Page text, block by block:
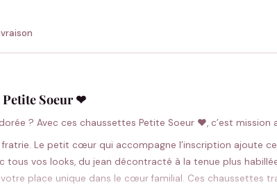
Petite Soeur ❤
? Avec ces chaussettes Petite Soeur ❤, c’est mission
Le petit cœur qui accompagne l’inscription ajoute
vos looks, du jean décontracté à la tenue plus
place unique dans le cœur familial. Ces chaussettes